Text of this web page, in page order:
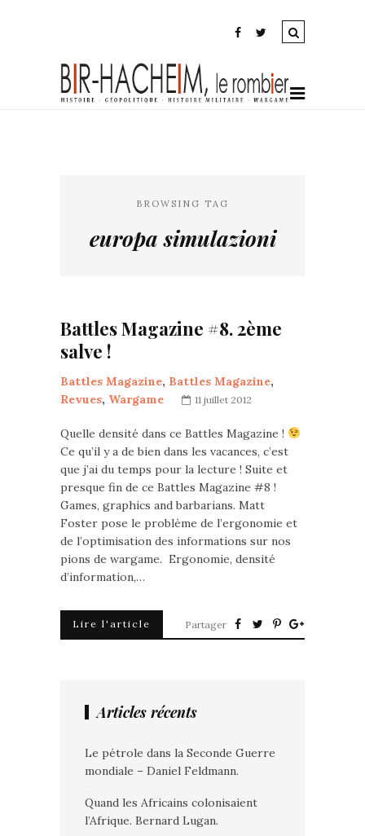
BROWSING TAG
europa simulazioni
Battles Magazine #8. 2ème
salve !
Battles Magazine, Battles Magazine,
Revues, Wargame 11 juillet 2012
Quelle densité dans ce Battles Magazine !
Ce qu’il y a de bien dans les vacances, c’est
que j’ai du temps pour la lecture ! Suite et
presque fin de ce Battles Magazine #8 !
Games, graphics and barbarians. Matt
Foster pose le problème de l’ergonomie et
de l’optimisation des informations sur nos
pions de wargame. Ergonomie, densité
d’information,…
Lire l'article Partager
Articles récents
Le pétrole dans la Seconde Guerre
mondiale – Daniel Feldmann.
Quand les Africains colonisaient
l’Afrique. Bernard Lugan.